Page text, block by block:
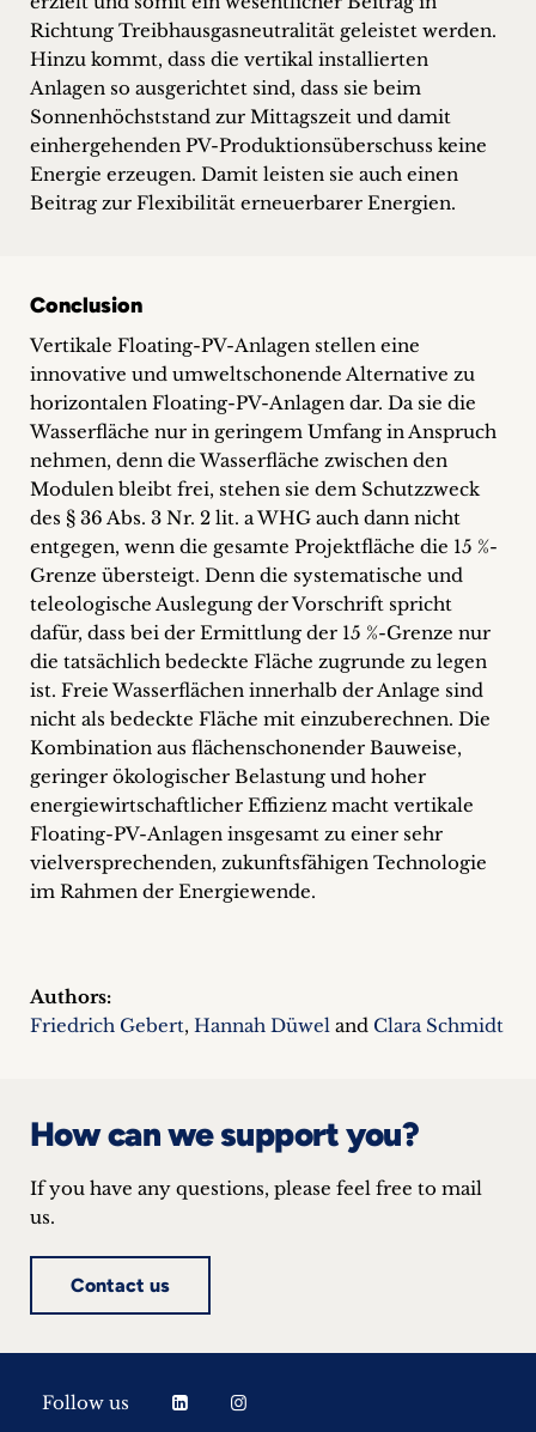
Richtung Treibhausgasneutralität geleistet werden.
Hinzu kommt, dass die vertikal installierten
Anlagen so ausgerichtet sind, dass sie beim
Sonnenhöchststand zur Mittagszeit und damit
einhergehenden PV-Produktionsüberschuss keine
Energie erzeugen. Damit leisten sie auch einen
Beitrag zur Flexibilität erneuerbarer Energien.
Conclusion
Vertikale Floating-PV-Anlagen stellen eine
innovative und umweltschonende Alternative zu
horizontalen Floating-PV-Anlagen dar. Da sie die
Wasserfläche nur in geringem Umfang in Anspruch
nehmen, denn die Wasserfläche zwischen den
Modulen bleibt frei, stehen sie dem Schutzzweck
des § 36 Abs. 3 Nr. 2 lit. a WHG auch dann nicht
entgegen, wenn die gesamte Projektfläche die 15 %-
Grenze übersteigt. Denn die systematische und
teleologische Auslegung der Vorschrift spricht
dafür, dass bei der Ermittlung der 15 %-Grenze nur
die tatsächlich bedeckte Fläche zugrunde zu legen
ist. Freie Wasserflächen innerhalb der Anlage sind
nicht als bedeckte Fläche mit einzuberechnen. Die
Kombination aus flächenschonender Bauweise,
geringer ökologischer Belastung und hoher
energiewirtschaftlicher Effizienz macht vertikale
Floating-PV-Anlagen insgesamt zu einer sehr
vielversprechenden, zukunftsfähigen Technologie
im Rahmen der Energiewende.
Authors:
Friedrich Gebert, Hannah Düwel and Clara Schmidt
How can we support you?
If you have any questions, please feel free to mail
us.
Contact us
Follow us